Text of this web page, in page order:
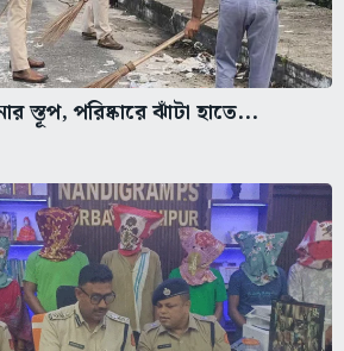
স্তূপ, পরিষ্কারে ঝাঁটা হাতে...